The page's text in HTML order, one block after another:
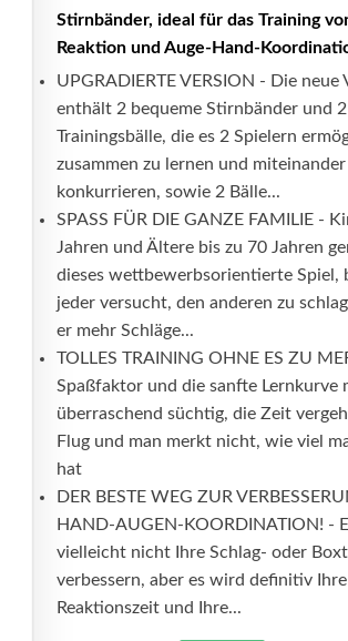
Stirnbänder, ideal für das Training
Reaktion und Auge-Hand-
UPGRADIERTE VERSION - Die neue
enthält 2 bequeme Stirnbänder und
Trainingsbälle, die es 2 Spielern
zusammen zu lernen und miteinander
konkurrieren, sowie 2 Bälle...
SPASS FÜR DIE GANZE FAMILIE -
Jahren und Ältere bis zu 70 Jahren
dieses wettbewerbsorientierte Spiel,
jeder versucht, den anderen zu
er mehr Schläge...
TOLLES TRAINING OHNE ES ZU
Spaßfaktor und die sanfte Lernkurve
überraschend süchtig, die Zeit
Flug und man merkt nicht, wie viel
hat
DER BESTE WEG ZUR
HAND-AUGEN-KOORDINATION! -
vielleicht nicht Ihre Schlag- oder
verbessern, aber es wird definitiv Ihre
Reaktionszeit und Ihre...